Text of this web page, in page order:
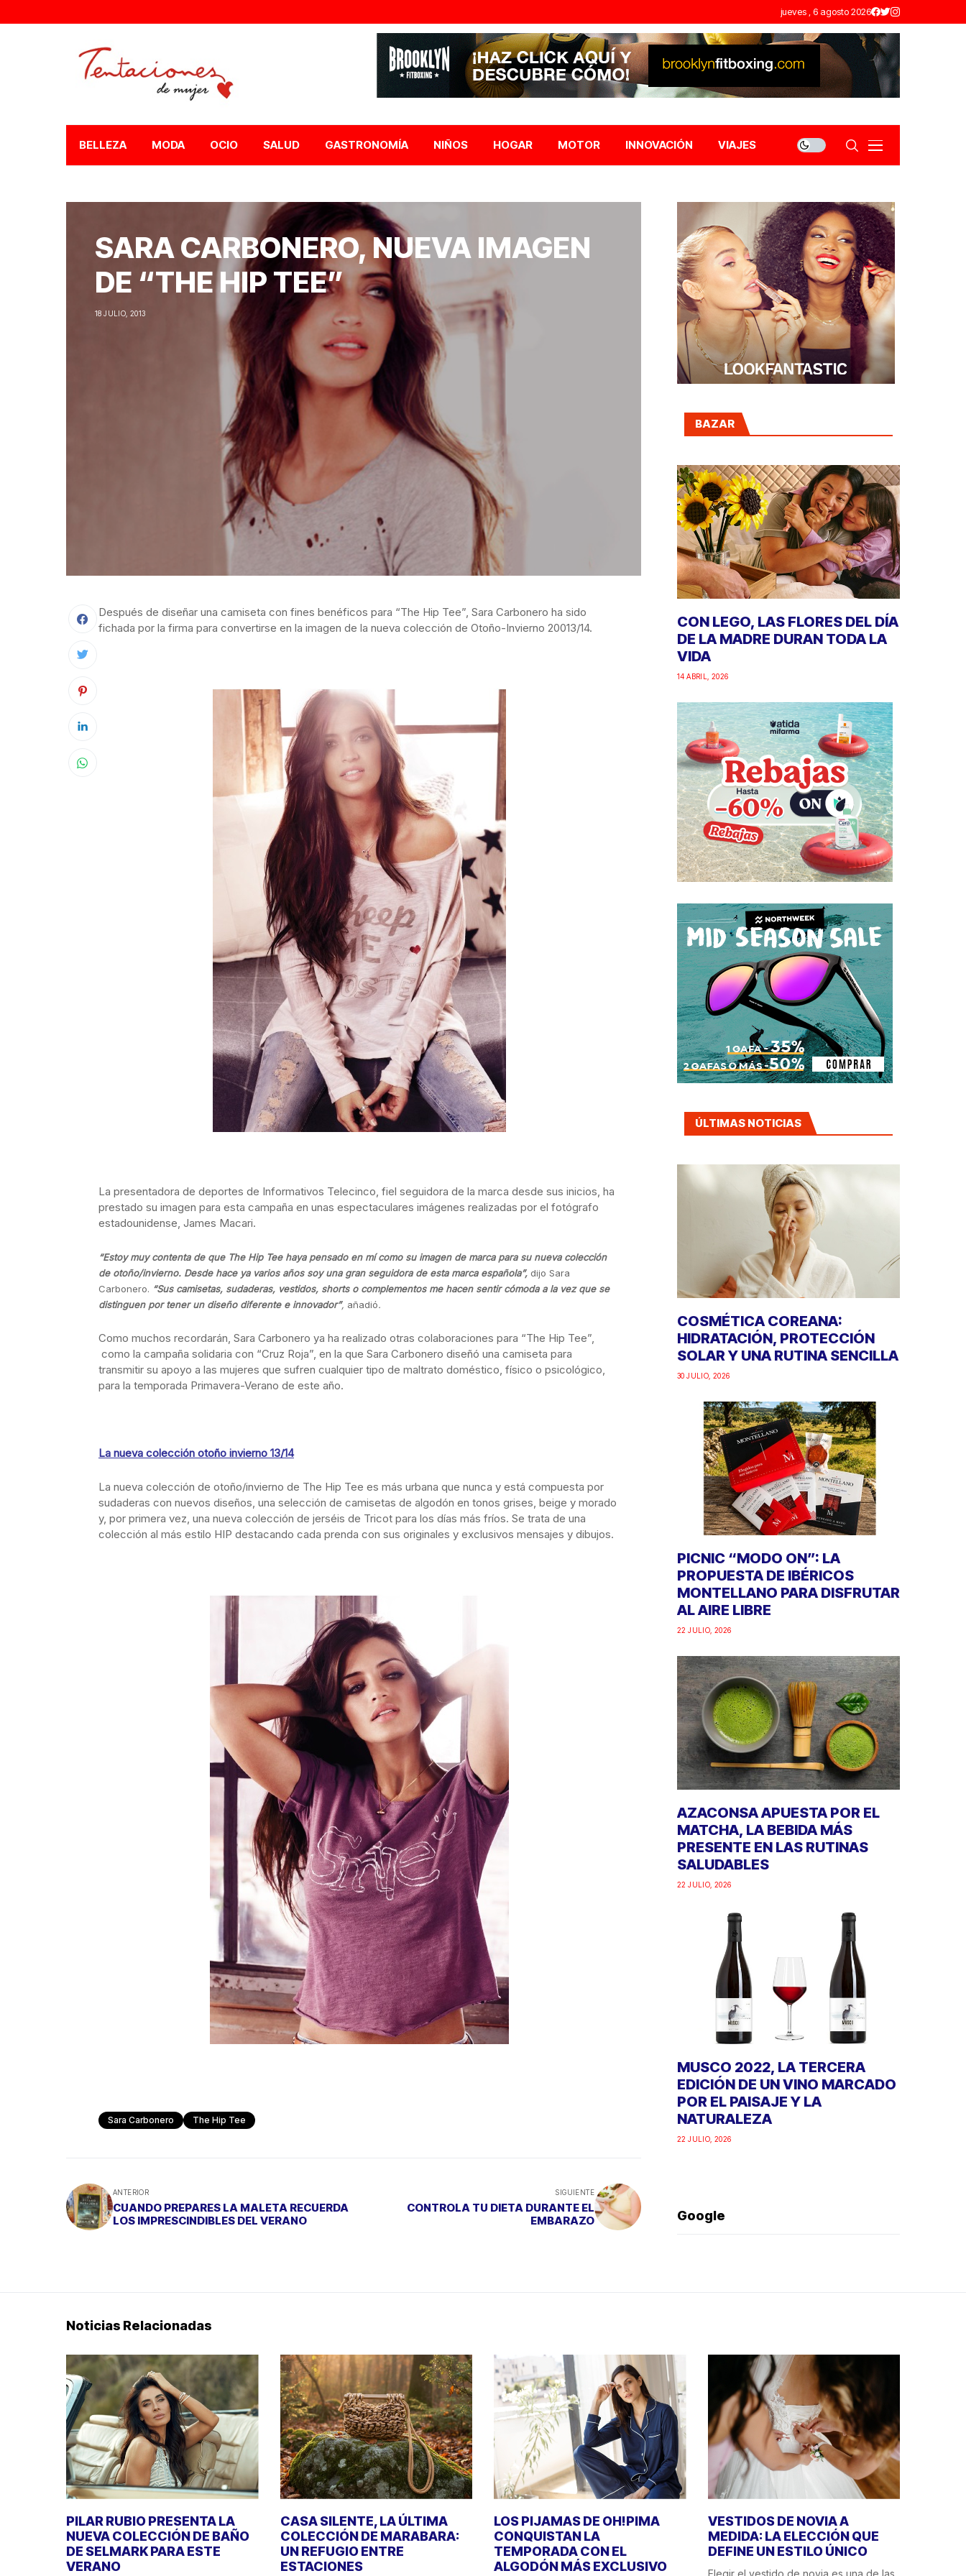
jueves , 6 agosto 2026
BELLEZA MODA OCIO SALUD GASTRONOMÍA NIÑOS HOGAR MOTOR INNOVACIÓN VIAJES
SARA CARBONERO, NUEVA IMAGEN
DE “THE HIP TEE”
18 JULIO, 2013
Después de diseñar una camiseta con fines benéficos para “The Hip Tee”, Sara Carbonero ha sido
fichada por la firma para convertirse en la imagen de la nueva colección de Otoño-Invierno 20013/14.
La presentadora de deportes de Informativos Telecinco, fiel seguidora de la marca desde sus inicios, ha
prestado su imagen para esta campaña en unas espectaculares imágenes realizadas por el fotógrafo
estadounidense, James Macari.
“Estoy muy contenta de que The Hip Tee haya pensado en mí como su imagen de marca para su nueva colección
de otoño/invierno. Desde hace ya varios años soy una gran seguidora de esta marca española”, dijo Sara
Carbonero. “Sus camisetas, sudaderas, vestidos, shorts o complementos me hacen sentir cómoda a la vez que se
distinguen por tener un diseño diferente e innovador”, añadió.
Como muchos recordarán, Sara Carbonero ya ha realizado otras colaboraciones para “The Hip Tee”,
como la campaña solidaria con “Cruz Roja”, en la que Sara Carbonero diseñó una camiseta para
transmitir su apoyo a las mujeres que sufren cualquier tipo de maltrato doméstico, físico o psicológico,
para la temporada Primavera-Verano de este año.
La nueva colección otoño invierno 13/14
La nueva colección de otoño/invierno de The Hip Tee es más urbana que nunca y está compuesta por
sudaderas con nuevos diseños, una selección de camisetas de algodón en tonos grises, beige y morado
y, por primera vez, una nueva colección de jerséis de Tricot para los días más fríos. Se trata de una
colección al más estilo HIP destacando cada prenda con sus originales y exclusivos mensajes y dibujos.
Sara Carbonero The Hip Tee
ANTERIOR
CUANDO PREPARES LA MALETA RECUERDA
LOS IMPRESCINDIBLES DEL VERANO
SIGUIENTE
CONTROLA TU DIETA DURANTE EL
EMBARAZO
BAZAR
CON LEGO, LAS FLORES DEL DÍA
DE LA MADRE DURAN TODA LA
VIDA
14 ABRIL, 2026
ÚLTIMAS NOTICIAS
COSMÉTICA COREANA:
HIDRATACIÓN, PROTECCIÓN
SOLAR Y UNA RUTINA SENCILLA
30 JULIO, 2026
PICNIC “MODO ON”: LA
PROPUESTA DE IBÉRICOS
MONTELLANO PARA DISFRUTAR
AL AIRE LIBRE
22 JULIO, 2026
AZACONSA APUESTA POR EL
MATCHA, LA BEBIDA MÁS
PRESENTE EN LAS RUTINAS
SALUDABLES
22 JULIO, 2026
MUSCO 2022, LA TERCERA
EDICIÓN DE UN VINO MARCADO
POR EL PAISAJE Y LA
NATURALEZA
22 JULIO, 2026
Google
Noticias Relacionadas
PILAR RUBIO PRESENTA LA
NUEVA COLECCIÓN DE BAÑO
DE SELMARK PARA ESTE
VERANO
CASA SILENTE, LA ÚLTIMA
COLECCIÓN DE MARABARA:
UN REFUGIO ENTRE
ESTACIONES
LOS PIJAMAS DE OH!PIMA
CONQUISTAN LA
TEMPORADA CON EL
ALGODÓN MÁS EXCLUSIVO
VESTIDOS DE NOVIA A
MEDIDA: LA ELECCIÓN QUE
DEFINE UN ESTILO ÚNICO
Elegir el vestido de novia es una de las